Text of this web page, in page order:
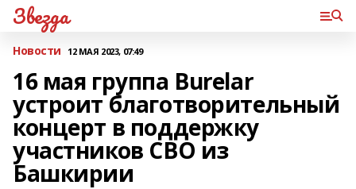
Звезда
Новости 12 МАЯ 2023, 07:49
16 мая группа Burelar
устроит благотворительный
концерт в поддержку
участников СВО из
Башкирии